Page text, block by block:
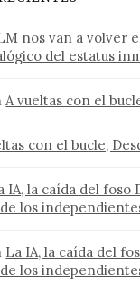
nos van a volver
del estatus
A vueltas con el
con el bucle,
IA, la caída del foso
los
La IA, la caída del
los